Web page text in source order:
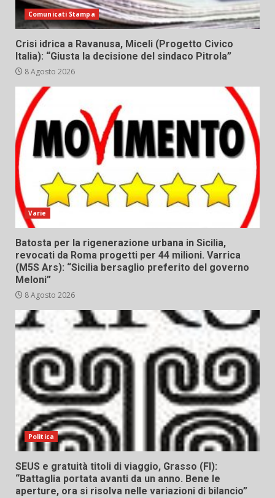
Comunicati Stampa
Crisi idrica a Ravanusa, Miceli (Progetto Civico
Italia): “Giusta la decisione del sindaco Pitrola”
8 Agosto 2026
Varie
Batosta per la rigenerazione urbana in Sicilia,
revocati da Roma progetti per 44 milioni. Varrica
(M5S Ars): “Sicilia bersaglio preferito del governo
Meloni”
8 Agosto 2026
Politica
SEUS e gratuità titoli di viaggio, Grasso (FI):
“Battaglia portata avanti da un anno. Bene le
aperture, ora si risolva nelle variazioni di bilancio”